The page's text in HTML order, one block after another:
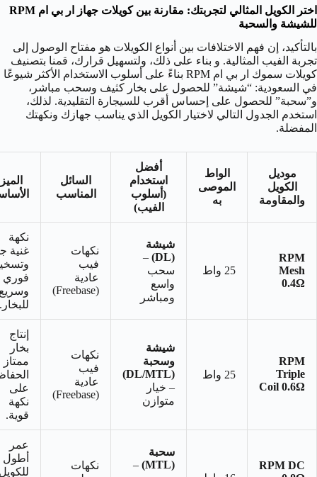
اختر الكويل المثالي لتجربتك: مقارنة بين كويلات جهاز ار بي ام RPM
للشيشة والسحبة
بالتأكيد، إن فهم الاختلافات بين أنواع الكويلات هو مفتاح الوصول إلى
تجربة الفيب المثالية. و بناء على ذلك، ولتسهيل قرارك، قمنا بتصنيف
كويلات سموك ار بي ام RPM بناءً على أسلوب الاستخدام الأكثر شيوعًا
في السعودية: “شيشة” للحصول على بخار كثيف وسحب مباشر،
و”سحبة” للحصول على إحساس أقرب للسيجارة التقليدية. لذلك،
استخدم الجدول التالي لاختيار الكويل الذي يناسب جهازك ونكهتك
المفضلة.
موديل
الكويل
والمقاومة
الواط
الموصى
به
أفضل
استخدام
(أسلوب
الفيب)
السائل
المناسب
RPM
Mesh
0.4Ω
25 واط
شيشة
(DL)
–
سحب
واسع
ومباشر
نكهات
فيب
عادية
(Freebase)
نكهة
غنية
فوري
للبخار.
RPM
Triple
Coil 0.6Ω
25 واط
شيشة
وسحبة
(DL/MTL)
– خيار
متوازن
نكهات
فيب
عادية
(Freebase)
إنتاج
بخار
على
نكهة
قوية.
RPM DC
سحبة
(MTL)
–
نكهات
عمر
أطول